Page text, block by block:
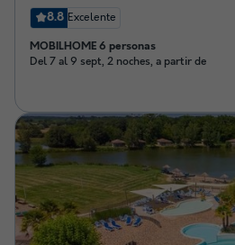
8.8 Excelente
MOBILHOME 6 personas
Del 7 al 9 sept, 2 noches, a partir de